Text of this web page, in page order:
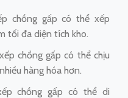
chồng gấp có thể xếp
tối đa diện tích kho.
chồng gấp có thể chịu
hàng hóa hơn.
chồng gấp có thể di